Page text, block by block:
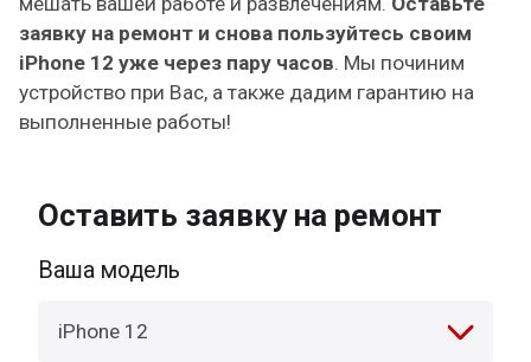
заявку на ремонт и снова пользуйтесь своим
iPhone 12 уже через пару часов. Мы починим
устройство при Вас, а также дадим гарантию на
выполненные работы!
Оставить заявку на ремонт
Ваша модель
iPhone 12